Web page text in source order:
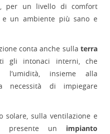
per un livello di comfort
un ambiente più sano e
conta anche sulla terra
gli intonaci interni, che
l’umidità, insieme alla
necessità di impiegare
solare, sulla ventilazione e
presente un impianto